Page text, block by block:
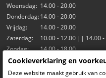
Woensdag: 14.00 - 20.00
Donderdag:14.00 - 20.00
Vrijdag:
14.00 - 20.00
Zaterdag:
10.00 - 12.00 || 14.00 -
Zondag:
14.00 - 18.00
Onze activiteiten
Cookieverklaring en
Deze website maakt gebruik van